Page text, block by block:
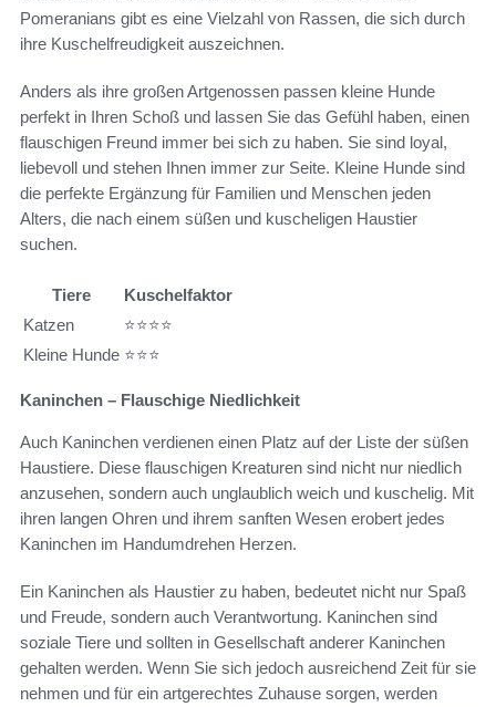
Pomeranians gibt es eine Vielzahl von Rassen, die sich durch
ihre Kuschelfreudigkeit auszeichnen.
Anders als ihre großen Artgenossen passen kleine Hunde
perfekt in Ihren Schoß und lassen Sie das Gefühl haben, einen
flauschigen Freund immer bei sich zu haben. Sie sind loyal,
liebevoll und stehen Ihnen immer zur Seite. Kleine Hunde sind
die perfekte Ergänzung für Familien und Menschen jeden
Alters, die nach einem süßen und kuscheligen Haustier
suchen.
Tiere
Kuschelfaktor
Katzen
⭐⭐⭐⭐
Kleine Hunde ⭐⭐⭐
Kaninchen – Flauschige Niedlichkeit
Auch Kaninchen verdienen einen Platz auf der Liste der süßen
Haustiere. Diese flauschigen Kreaturen sind nicht nur niedlich
anzusehen, sondern auch unglaublich weich und kuschelig. Mit
ihren langen Ohren und ihrem sanften Wesen erobert jedes
Kaninchen im Handumdrehen Herzen.
Ein Kaninchen als Haustier zu haben, bedeutet nicht nur Spaß
und Freude, sondern auch Verantwortung. Kaninchen sind
soziale Tiere und sollten in Gesellschaft anderer Kaninchen
gehalten werden. Wenn Sie sich jedoch ausreichend Zeit für sie
nehmen und für ein artgerechtes Zuhause sorgen, werden